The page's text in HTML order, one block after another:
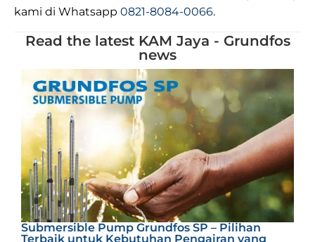
kami di Whatsapp 0821-8084-0066.
Read the latest KAM Jaya - Grundfos
news
Submersible Pump Grundfos SP – Pilihan
Terbaik untuk Kebutuhan Pengairan yang